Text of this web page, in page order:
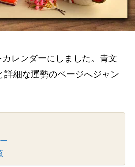
レンダーにしました。青文
詳細な運勢のページへジャン